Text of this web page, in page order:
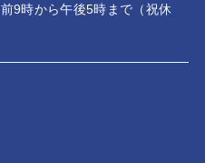
9時から午後5時まで（祝休